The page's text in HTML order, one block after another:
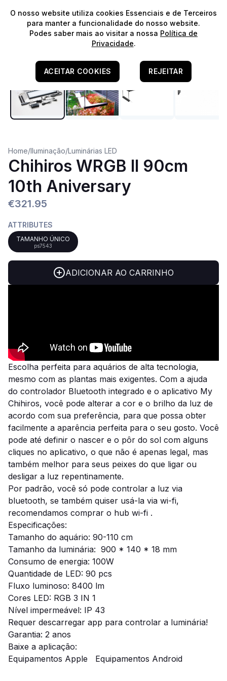
⭐️ Envios Gratuitos para encomendas acima de 60€!*⭐️
Home/Iluminação/Luminárias LED
Chihiros WRGB II 90cm
10th Aniversary
€321.95
ATTRIBUTES
TAMANHO ÚNICO
ps7543
ADICIONAR AO CARRINHO
Escolha perfeita para aquários de alta tecnologia,
mesmo com as plantas mais exigentes. Com a ajuda
do controlador Bluetooth integrado e o aplicativo My
Chihiros, você pode alterar a cor e o brilho da luz de
acordo com sua preferência, para que possa obter
facilmente a aparência perfeita para o seu gosto. Você
pode até definir o nascer e o pôr do sol com alguns
cliques no aplicativo, o que não é apenas legal, mas
também melhor para seus peixes do que ligar ou
desligar a luz repentinamente.
Por padrão, você só pode controlar a luz via
bluetooth, se também quiser usá-la via wi-fi,
recomendamos comprar o hub wi-fi .
Especificações:
Tamanho do aquário: 90-110 cm
Tamanho da luminária: 900 * 140 * 18 mm
Consumo de energia: 100W
Quantidade de LED: 90 pcs
Fluxo luminoso: 8400 lm
Cores LED: RGB 3 IN 1
Nível impermeável: IP 43
Requer descarregar app para controlar a luminária!
Garantia: 2 anos
Baixe a aplicação:
Equipamentos Apple
Equipamentos Android
O nosso website utiliza cookies Essenciais e de Terceiros
para manter a funcionalidade do nosso website.
Podes saber mais ao visitar a nossa Política de
Privacidade.
ACEITAR COOKIES REJEITAR